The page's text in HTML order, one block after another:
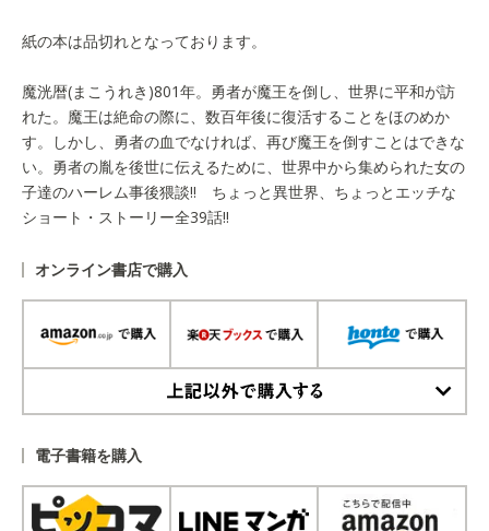
紙の本は品切れとなっております。
魔洸暦(まこうれき)801年。勇者が魔王を倒し、世界に平和が訪
れた。魔王は絶命の際に、数百年後に復活することをほのめか
す。しかし、勇者の血でなければ、再び魔王を倒すことはできな
い。勇者の胤を後世に伝えるために、世界中から集められた女の
子達のハーレム事後猥談!! ちょっと異世界、ちょっとエッチな
ショート・ストーリー全39話!!
オンライン書店で購入
電子書籍を購入